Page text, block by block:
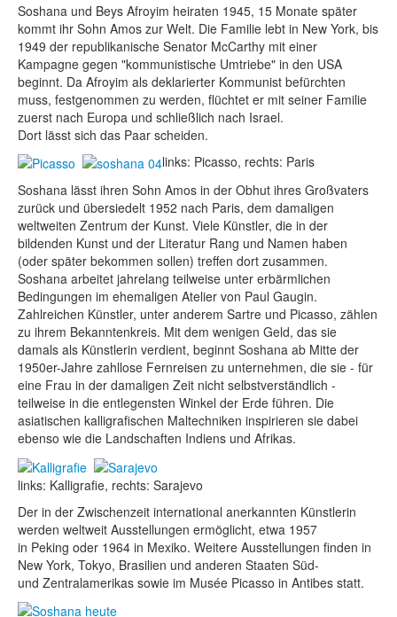
Soshana und Beys Afroyim heiraten 1945, 15 Monate später
kommt ihr Sohn Amos zur Welt. Die Familie lebt in New York, bis
1949 der republikanische Senator McCarthy mit einer
Kampagne gegen "kommunistische Umtriebe" in den USA
beginnt. Da Afroyim als deklarierter Kommunist befürchten
muss, festgenommen zu werden, flüchtet er mit seiner Familie
zuerst nach Europa und schließlich nach Israel.
Dort lässt sich das Paar scheiden.
links: Picasso, rechts: Paris
Soshana lässt ihren Sohn Amos in der Obhut ihres Großvaters
zurück und übersiedelt 1952 nach Paris, dem damaligen
weltweiten Zentrum der Kunst. Viele Künstler, die in der
bildenden Kunst und der Literatur Rang und Namen haben
(oder später bekommen sollen) treffen dort zusammen.
Soshana arbeitet jahrelang teilweise unter erbärmlichen
Bedingungen im ehemaligen Atelier von Paul Gaugin.
Zahlreichen Künstler, unter anderem Sartre und Picasso, zählen
zu ihrem Bekanntenkreis. Mit dem wenigen Geld, das sie
damals als Künstlerin verdient, beginnt Soshana ab Mitte der
1950er-Jahre zahllose Fernreisen zu unternehmen, die sie - für
eine Frau in der damaligen Zeit nicht selbstverständlich -
teilweise in die entlegensten Winkel der Erde führen. Die
asiatischen kalligrafischen Maltechniken inspirieren sie dabei
ebenso wie die Landschaften Indiens und Afrikas.
links: Kalligrafie, rechts: Sarajevo
Der in der Zwischenzeit international anerkannten Künstlerin
werden weltweit Ausstellungen ermöglicht, etwa 1957
in Peking oder 1964 in Mexiko. Weitere Ausstellungen finden in
New York, Tokyo, Brasilien und anderen Staaten Süd-
und Zentralamerikas sowie im Musée Picasso in Antibes statt.